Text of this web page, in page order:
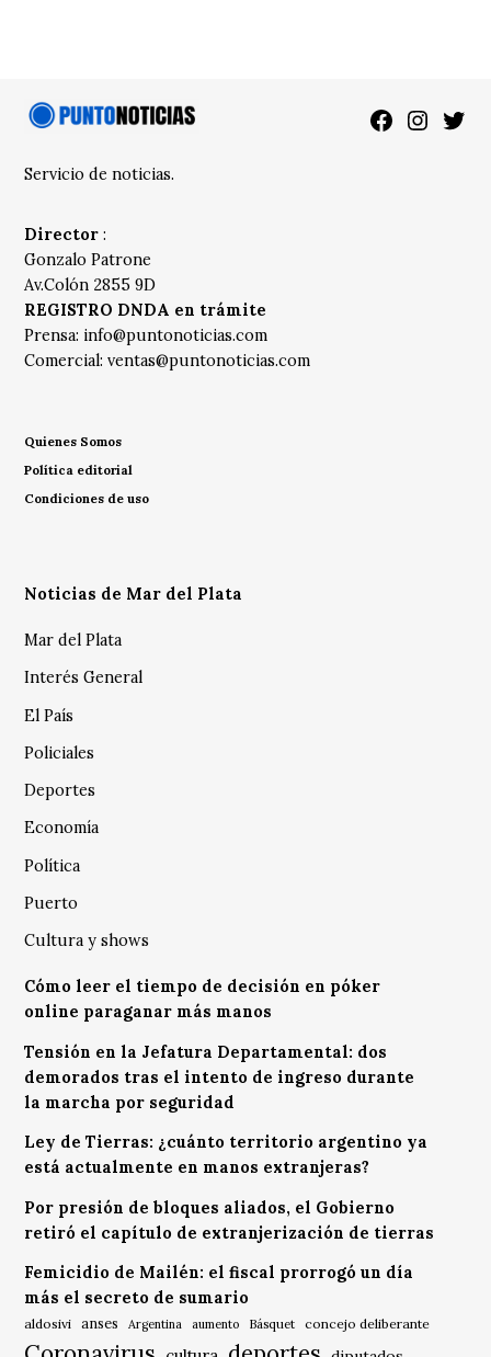
Facebook
Servicio de noticias.
Director :
Gonzalo Patrone
Av.Colón 2855 9D
REGISTRO DNDA en trámite
Prensa: info@puntonoticias.com
Comercial:ventas@puntonoticias.com
Quienes Somos
Política editorial
Condiciones de uso
Noticias de Mar del Plata
Mar del Plata
Interés General
El País
Policiales
Deportes
Economía
Política
Puerto
Cultura y shows
Cómo leer el tiempo de decisión en póker
online paraganar más manos
Tensión en la Jefatura Departamental: dos
demorados tras el intento de ingreso durante
la marcha por seguridad
Ley de Tierras: ¿cuánto territorio argentino ya
está actualmente en manos extranjeras?
Por presión de bloques aliados, el Gobierno
retiró el capítulo de extranjerización de tierras
Femicidio de Mailén: el fiscal prorrogó un día
más el secreto de sumario
aldosivi anses Argentina aumento Básquet concejo deliberante